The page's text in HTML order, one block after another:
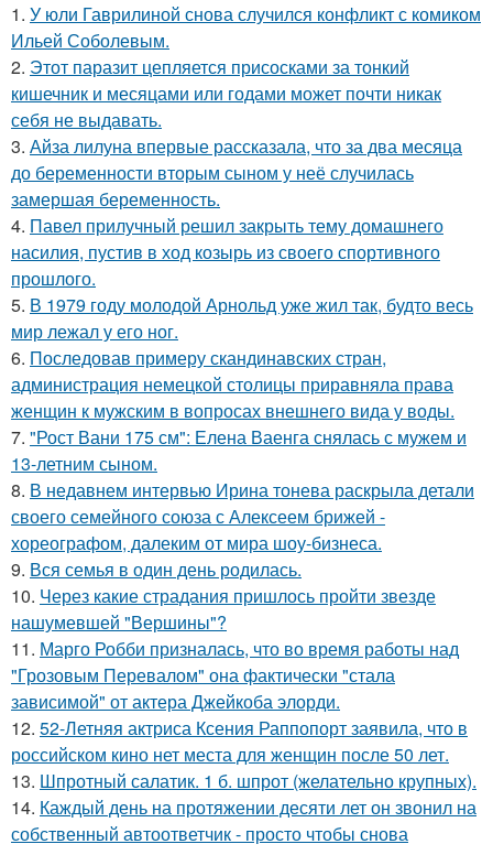
1. У юли Гаврилиной снова случился конфликт с комиком
Ильей Соболевым.
2. Этот паразит цепляется присосками за тонкий
кишечник и месяцами или годами может почти никак
себя не выдавать.
3. Айза лилуна впервые рассказала, что за два месяца
до беременности вторым сыном у неё случилась
замершая беременность.
4. Павел прилучный решил закрыть тему домашнего
насилия, пустив в ход козырь из своего спортивного
прошлого.
5. В 1979 году молодой Арнольд уже жил так, будто весь
мир лежал у его ног.
6. Последовав примеру скандинавских стран,
администрация немецкой столицы приравняла права
женщин к мужским в вопросах внешнего вида у воды.
7. "Рост Вани 175 см": Елена Ваенга снялась с мужем и
13-летним сыном.
8. В недавнем интервью Ирина тонева раскрыла детали
своего семейного союза с Алексеем брижей -
хореографом, далеким от мира шоу-бизнеса.
9. Вся семья в один день родилась.
10. Через какие страдания пришлось пройти звезде
нашумевшей "Вершины"?
11. Марго Робби призналась, что во время работы над
"Грозовым Перевалом" она фактически "стала
зависимой" от актера Джейкоба элорди.
12. 52-Летняя актриса Ксения Раппопорт заявила, что в
российском кино нет места для женщин после 50 лет.
13. Шпротный салатик. 1 б. шпрот (желательно крупных).
14. Каждый день на протяжении десяти лет он звонил на
собственный автоответчик - просто чтобы снова